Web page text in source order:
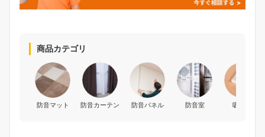
商品カテゴリ
防音マット 防音カーテン 防音パネル 防音室 吸音材